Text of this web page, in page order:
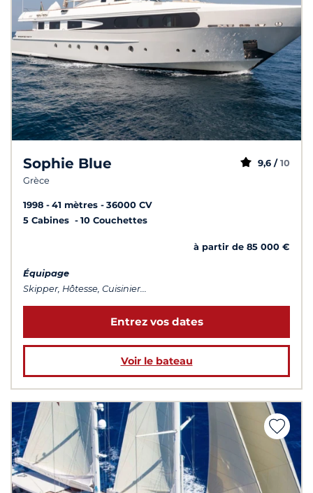
Sophie Blue
Grèce
9,6 / 10
1998 41 mètres
36000 CV
5 Cabines
10 Couchettes
à partir de 85 000 €
Équipage
Skipper, Hôtesse, Cuisinier...
Entrez vos dates
Voir le bateau